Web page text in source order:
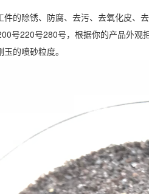
除锈、防腐、去污、去氧化皮、
号220号280号，根据你的产品外
的喷砂粒度。